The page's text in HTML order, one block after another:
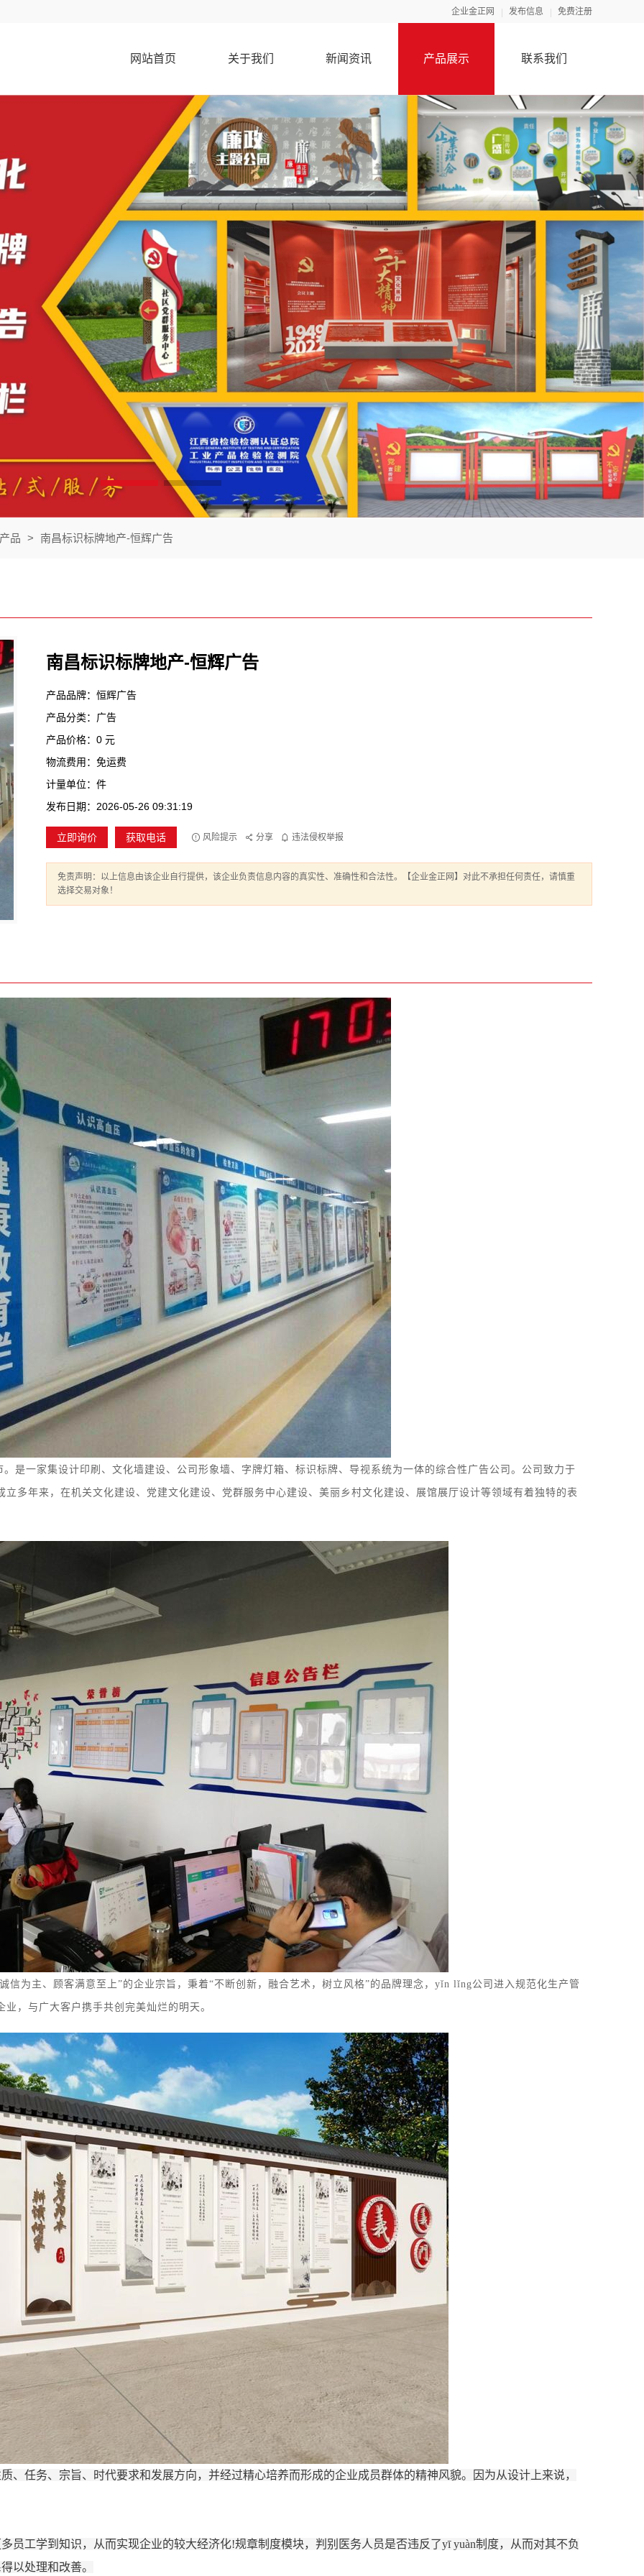
企业金正网 发布信息 免费注册
网站首页 关于我们 新闻资讯 产品展示 联系我们
品 > 南昌标识标牌地产-恒辉广告
南昌标识标牌地产-恒辉广告
产品品牌：恒辉广告
产品分类：广告
产品价格：0 元
物流费用：免运费
计量单位：件
发布日期：2026-05-26 09:31:19
立即询价 获取电话 风险提示 分享 违法侵权举报
免责声明：以上信息由该企业自行提供，该企业负责信息内容的真实性、准确性和合法性。【企业金正网】对此不承担任何责任，请慎重
选择交易对象！
是一家集设计印刷、 文化墙建设、 公司形象墙、字牌灯箱、 标识标牌、 导视系统为一体的综合性广告公司。 公司致力于
立多年来，在机关文化建设、党建文化建设、党群服务中心建设、美丽乡村文化建设、展馆展厅设计等领域有着独特的表
信为主、顾客满意至上”的企业宗旨，秉着“不断创新，融合艺术，树立风格”的品牌理念，yǐn lǐng公司进入规范化生产管
，与广大客户携手共创完美灿烂的明天。
、任务、宗旨、时代要求和发展方向，并经过精心培养而形成的企业成员群体的精神风貌。因为从设计上来说，
员工学到知识，从而实现企业的较大经济化!规章制度模块，判别医务人员是否违反了yī yuàn制度，从而对其不负
以处理和改善。